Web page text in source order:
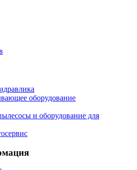
оборудование
и оборудование для